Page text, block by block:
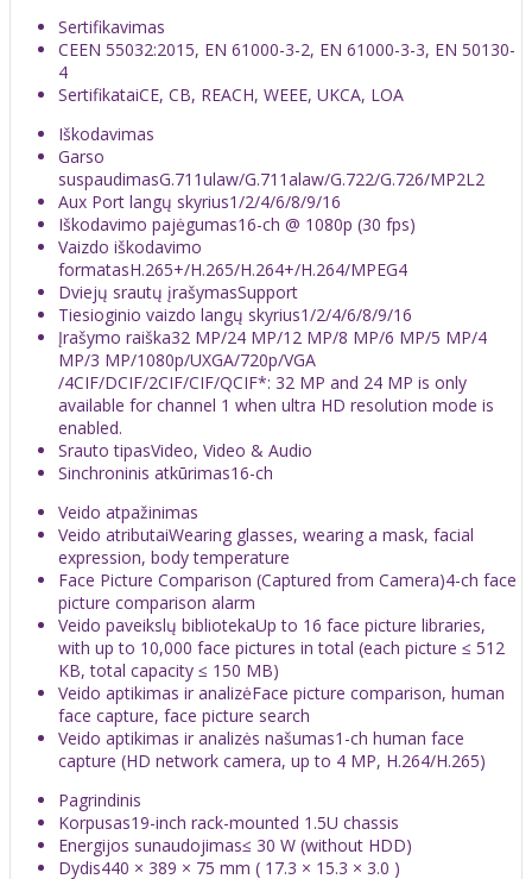
Sertifikavimas
CEEN 55032:2015, EN 61000-3-2, EN 61000-3-3, EN 50130-
4
SertifikataiCE, CB, REACH, WEEE, UKCA, LOA
Iškodavimas
Garso
suspaudimasG.711ulaw/G.711alaw/G.722/G.726/MP2L2
Aux Port langų skyrius1/2/4/6/8/9/16
Iškodavimo pajėgumas16-ch @ 1080p (30 fps)
Vaizdo iškodavimo
formatasH.265+/H.265/H.264+/H.264/MPEG4
Dviejų srautų įrašymasSupport
Tiesioginio vaizdo langų skyrius1/2/4/6/8/9/16
Įrašymo raiška32 MP/24 MP/12 MP/8 MP/6 MP/5 MP/4
MP/3 MP/1080p/UXGA/720p/VGA
/4CIF/DCIF/2CIF/CIF/QCIF*: 32 MP and 24 MP is only
available for channel 1 when ultra HD resolution mode is
enabled.
Srauto tipasVideo, Video & Audio
Sinchroninis atkūrimas16-ch
Veido atpažinimas
Veido atributaiWearing glasses, wearing a mask, facial
expression, body temperature
Face Picture Comparison (Captured from Camera)4-ch face
picture comparison alarm
Veido paveikslų bibliotekaUp to 16 face picture libraries,
with up to 10,000 face pictures in total (each picture ≤ 512
KB, total capacity ≤ 150 MB)
Veido aptikimas ir analizėFace picture comparison, human
face capture, face picture search
Veido aptikimas ir analizės našumas1-ch human face
capture (HD network camera, up to 4 MP, H.264/H.265)
Pagrindinis
Korpusas19-inch rack-mounted 1.5U chassis
Energijos sunaudojimas≤ 30 W (without HDD)
Dydis440 × 389 × 75 mm ( 17.3 × 15.3 × 3.0 )